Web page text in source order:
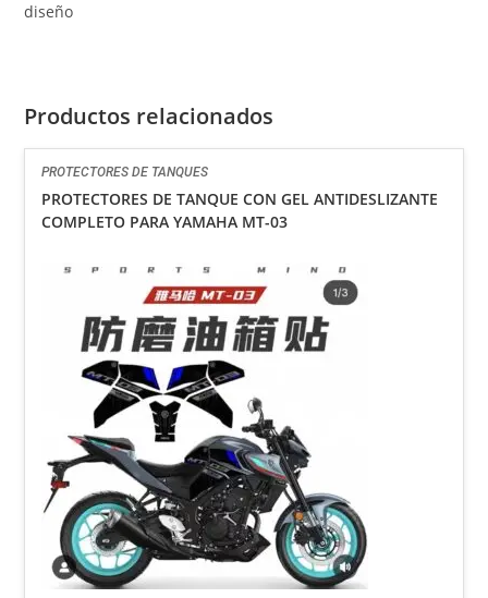
diseño
Productos relacionados
PROTECTORES DE TANQUES
PROTECTORES DE TANQUE CON GEL ANTIDESLIZANTE
COMPLETO PARA YAMAHA MT-03